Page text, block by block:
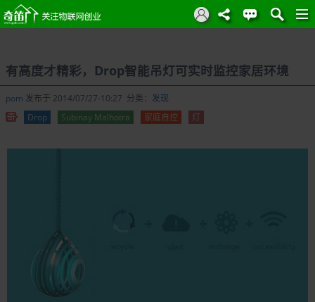
有高度才精彩，Drop智能吊灯可实时监控家居环境
pom 发布于 2014/07/27-10:27 分类： 发现
Drop
Subinay Malhotra 家庭自控 灯